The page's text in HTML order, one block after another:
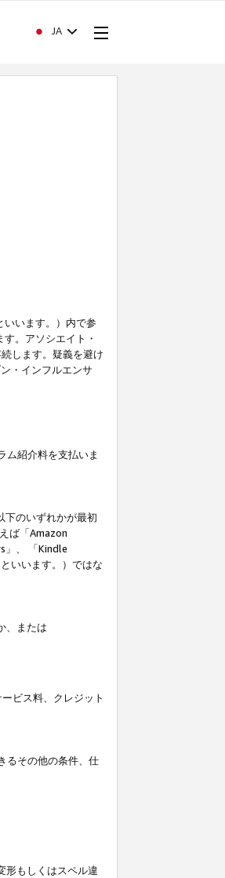
JA
いいます。）内で参
。アソシエイト・
します。疑義を避け
・インフルエンサ
ム紹介料を支払いま
下のいずれかが最初
ば「Amazon
」、 「Kindle
といいます。）ではな
、または
ビス料、クレジット
るその他の条件、仕
形もしくはスペル違